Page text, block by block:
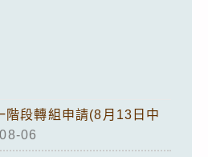
階段轉組申請(8月13日中
06